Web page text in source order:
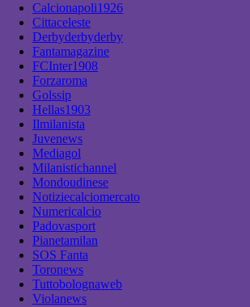
Calcionapoli1926
Cittaceleste
Derbyderbyderby
Fantamagazine
FCInter1908
Forzaroma
Golssip
Hellas1903
Ilmilanista
Juvenews
Mediagol
Milanistichannel
Mondoudinese
Notiziecalciomercato
Numericalcio
Padovasport
Pianetamilan
SOS Fanta
Toronews
Tuttobolognaweb
Violanews